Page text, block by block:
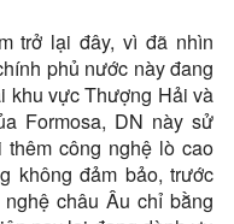
trở lại đây, vì đã nhìn
phủ nước này đang
khu vực Thượng Hải và
Formosa, DN này sử
công nghệ lò cao
không đảm bảo, trước
châu Âu chỉ bằng